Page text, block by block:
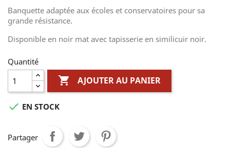
Banquette adaptée aux écoles et conservatoires pour sa
grande résistance.
Disponible en noir mat avec tapisserie en similicuir noir.
Quantité
 AJOUTER AU PANIER
 EN STOCK
Partager